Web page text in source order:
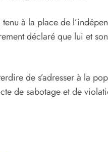
à la place de
déclaré que lui et
de s’adresser à la
de sabotage et de